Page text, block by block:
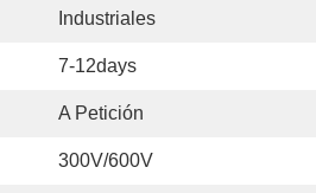
Industriales
7-12days
A Petición
300V/600V